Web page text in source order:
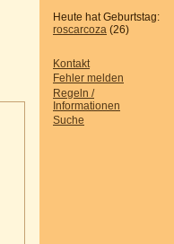
Heute hat Geburtstag:
roscarcoza (26)
Kontakt
Fehler melden
Regeln /
Informationen
Suche